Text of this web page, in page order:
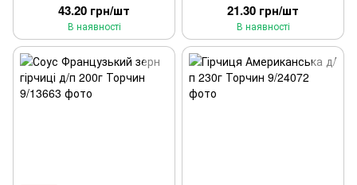
43.20 грн/шт
В наявності
21.30 грн/шт
В наявності